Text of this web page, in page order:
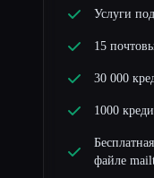
Услуги
15
30 000
1000
файле